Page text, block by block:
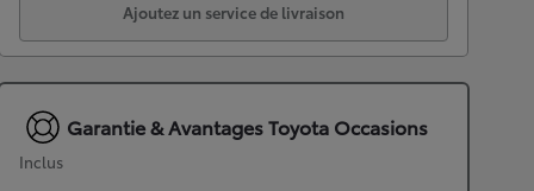
Ajoutez un service de livraison
Garantie & Avantages Toyota Occasions
Inclus